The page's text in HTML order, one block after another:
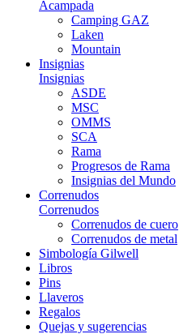
Acampada
Camping GAZ
Laken
Mountain
Insignias
Insignias
ASDE
MSC
OMMS
SCA
Rama
Progresos de Rama
Insignias del Mundo
Correnudos
Correnudos
Correnudos de cuero
Correnudos de metal
Simbología Gilwell
Libros
Pins
Llaveros
Regalos
Quejas y sugerencias